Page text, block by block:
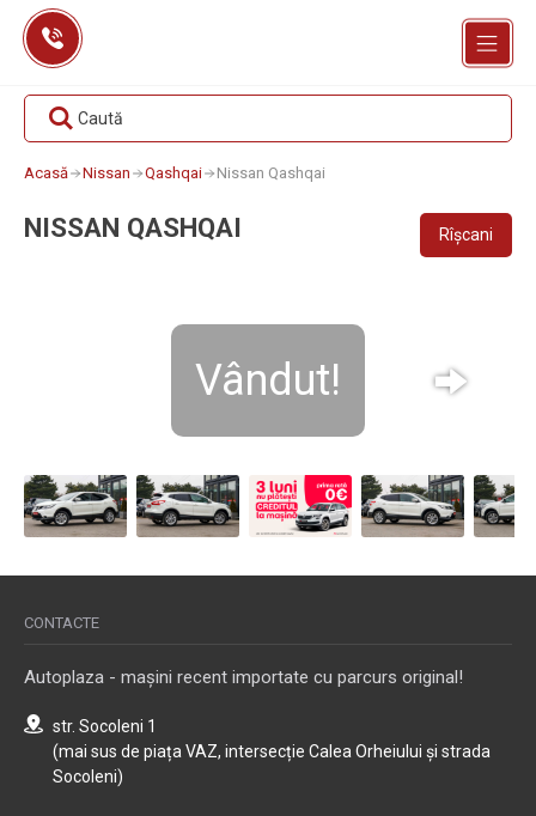
Skip
content
Caută
Acasă Nissan Qashqai Nissan Qashqai
NISSAN QASHQAI Rîșcani
Vândut!
CONTACTE
Autoplaza - mașini recent importate cu parcurs original!
str. Socoleni 1
(mai sus de piața VAZ, intersecție Calea Orheiului și strada
Socoleni)